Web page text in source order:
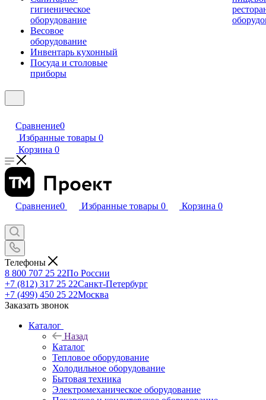
гигиеническое
оборудование
Весовое
оборудование
Инвентарь кухонный
Посуда и столовые
приборы
Сравнение0
Избранные товары 0
Корзина 0
Сравнение0 Избранные товары 0 Корзина 0
Телефоны
8 800 707 25 22По России
+7 (812) 317 25 22Санкт-Петербург
+7 (499) 450 25 22Москва
Заказать звонок
Каталог
Назад
Каталог
Тепловое оборудование
Холодильное оборудование
Бытовая техника
Электромеханическое оборудование